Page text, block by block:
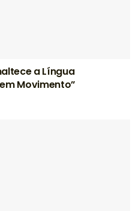
a Língua
Movimento”